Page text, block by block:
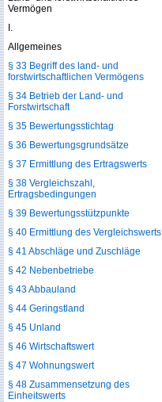
Vermögen
I.
Allgemeines
§ 33 Begriff des land- und
forstwirtschaftlichen Vermögens
§ 34 Betrieb der Land- und
Forstwirtschaft
§ 35 Bewertungsstichtag
§ 36 Bewertungsgrundsätze
§ 37 Ermittlung des Ertragswerts
§ 38 Vergleichszahl,
Ertragsbedingungen
§ 39 Bewertungsstützpunkte
§ 40 Ermittlung des Vergleichswerts
§ 41 Abschläge und Zuschläge
§ 42 Nebenbetriebe
§ 43 Abbauland
§ 44 Geringstland
§ 45 Unland
§ 46 Wirtschaftswert
§ 47 Wohnungswert
§ 48 Zusammensetzung des
Einheitswerts